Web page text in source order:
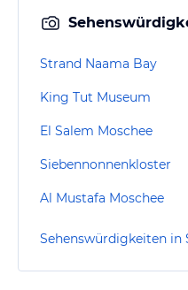
Strand Naama Bay
King Tut Museum
El Salem Moschee
Siebennonnenkloster
Al Mustafa Moschee